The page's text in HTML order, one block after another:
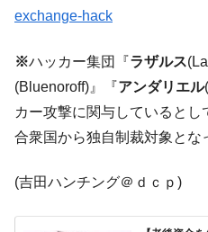
ぎ」では。
『Money1』
韓国鉄鋼最大
営業利益80.2％も減少
『Money1』
米国下院「韓
する差別。許してはおかぬ
exchange-hack
※ハッカー集団『ラザルス
(Bluenoroff)』『アンダリエル
カー攻撃に関与していると
合衆国から独自制裁対象とな
(吉田ハンチング＠ｄｃｐ)